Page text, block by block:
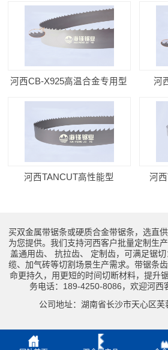
河西CB-X925高温合金专用型 河
河西TANCUT高性能型 河
买双金属带锯条或硬质合金带锯条，选直
为您提供。我们支持河西客户批量定制生
盖通用齿、 抗拉齿、 定制齿，可满足锯
缆、加气砖等切割场景生产需求。带锯条
命更持久，用更短的时间切断材料，提升
务电话：189-4250-8086，欢迎河西
公司地址：湖南省长沙市天心区芙